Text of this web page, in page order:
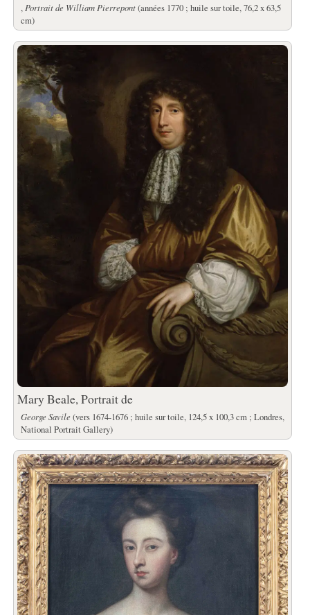
, Portrait de William Pierrepont(années 1770 ; huile sur toile, 76,2 x 63,5
cm)
Mary Beale, Portrait de
George Savile (vers 1674-1676 ; huile sur toile, 124,5 x 100,3 cm ; Londres,
National Portrait Gallery)